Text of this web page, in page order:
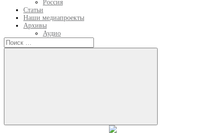
Россия
Статьи
Наши медиапроекты
Архивы
Аудио
Искать:
Искать